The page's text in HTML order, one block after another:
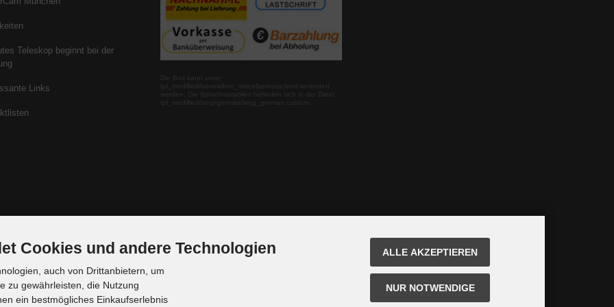
Teleskop beginnt bei der
Links
Die Box kann unter
tpl_modified/boxes/box_miscellaneous.html verändert
werden. Die Sprachvariablen befinden sich in der Datei
Cookies und andere Technologien
auch von Drittanbietern, um
zu gewährleisten, die Nutzung
ein bestmögliches Einkaufserlebnis
ALLE AKZEPTIEREN
NUR NOTWENDIGE